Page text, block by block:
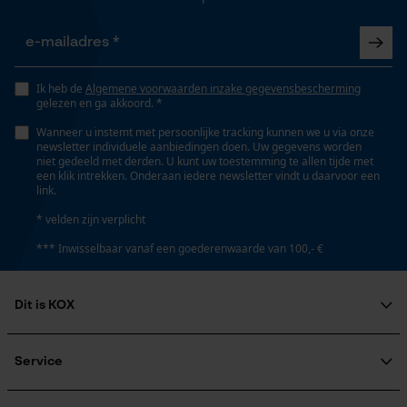
Ik heb de Algemene voorwaarden inzake gegevensbescherming
gelezen en ga akkoord. *
Wanneer u instemt met persoonlijke tracking kunnen we u via onze
newsletter individuele aanbiedingen doen. Uw gegevens worden
niet gedeeld met derden. U kunt uw toestemming te allen tijde met
een klik intrekken. Onderaan iedere newsletter vindt u daarvoor een
link.
* velden zijn verplicht
*** Inwisselbaar vanaf een goederenwaarde van 100,- €
Dit is KOX
Maatschappelijke betrokkenheid
Service
Cookies
Gepersonaliseerde homepage
Opgeslagen winkelwagen
Geo-IP en gebruikersdetectie
Google Maps